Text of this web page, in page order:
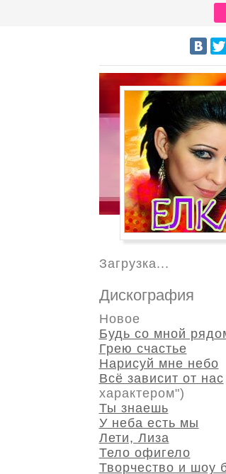
Загрузка...
Дискография
Новое
Будь со мной
Грею счастье
Нарисуй мне небо
Всё зависит от нас
характером")
Ты знаешь
У неба есть мы
Лети, Лиза
Тело офигело
Творчество и шоу